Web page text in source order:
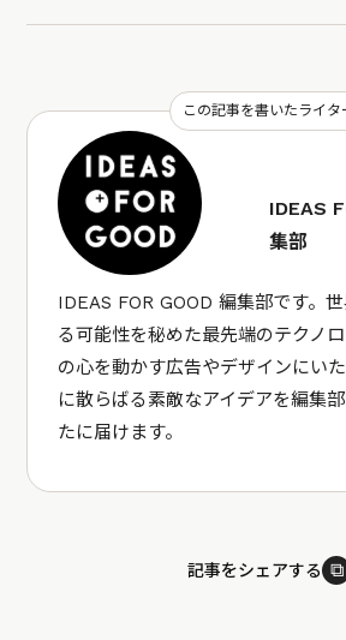
この記事を書いたライタ
IDEAS
集部
IDEAS FOR GOOD 編集部です。
る可能性を秘めた最先端のテクノ
の心を動かす広告やデザインにい
に散らばる素敵なアイデアを編集
たに届けます。
記事をシェアする ⧉